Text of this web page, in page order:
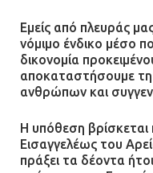
Εμείς από πλευράς
νόμιμο ένδικο μέσο
δικονομία
αποκαταστήσουμε
ανθρώπων και
Η υπόθεση βρίσκεται
Εισαγγελέως του
πράξει τα δέοντα